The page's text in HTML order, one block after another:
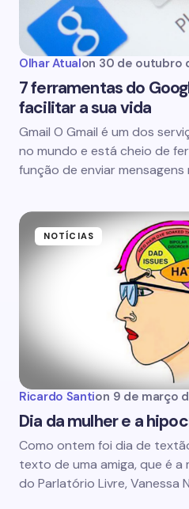
Olhar Atualon 30 de outubro
7 ferramentas do
facilitar a sua vida
Gmail O Gmail é um dos
no mundo e está cheio de
função de enviar mensagens
NOTÍCIAS
Ricardo Santion 9 de março
Dia da mulher e a
Como ontem foi dia de
texto de uma amiga, que é
do Parlatório Livre, Vanessa